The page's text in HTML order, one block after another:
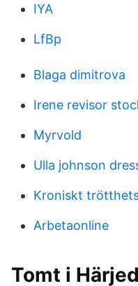
IYA
LfBp
Blaga dimitrova
Irene revisor
Myrvold
Ulla johnson
Kroniskt
Arbetaonline
Tomt i